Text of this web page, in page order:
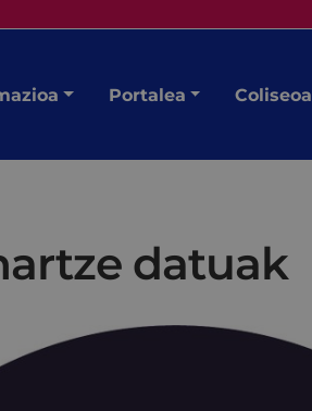
Portalea Coliseoa
datuak